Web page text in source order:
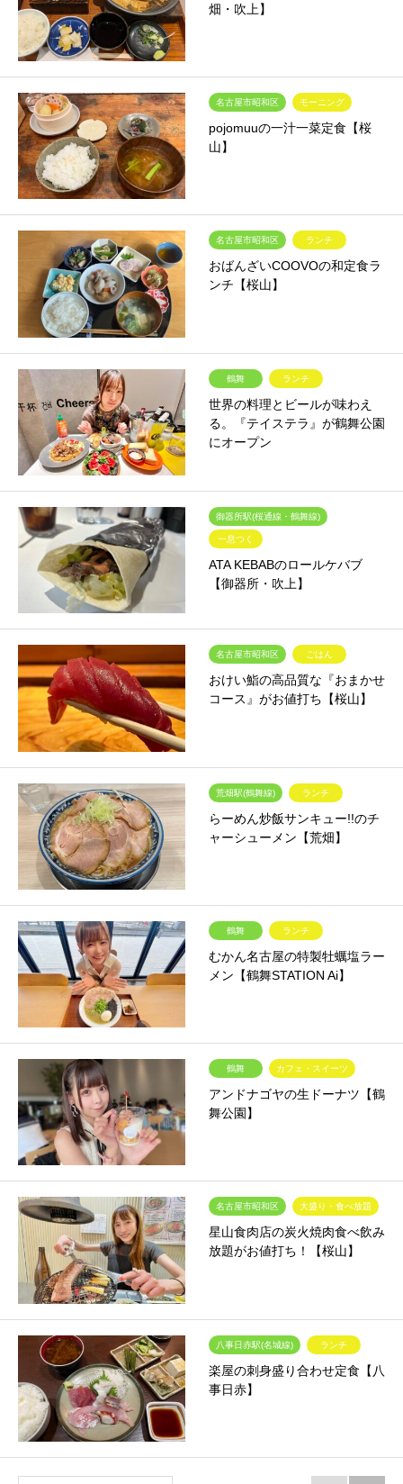
畑・吹上】
名古屋市昭和区 モーニング
pojomuuの一汁一菜定食【桜
山】
名古屋市昭和区 ランチ
おばんざいCOOVOの和定食ラ
ンチ【桜山】
鶴舞 ランチ
世界の料理とビールが味わえ
る。『テイステラ』が鶴舞公園
にオープン
御器所駅(桜通線・鶴舞線)
一息つく
ATA KEBABのロールケバブ
【御器所・吹上】
名古屋市昭和区 ごはん
おけい鮨の高品質な『おまかせ
コース』がお値打ち【桜山】
荒畑駅(鶴舞線) ランチ
らーめん炒飯サンキュー!!のチ
ャーシューメン【荒畑】
鶴舞 ランチ
むかん名古屋の特製牡蠣塩ラー
メン【鶴舞STATION Ai】
鶴舞 カフェ・スイーツ
アンドナゴヤの生ドーナツ【鶴
舞公園】
名古屋市昭和区 大盛り・食べ放題
星山食肉店の炭火焼肉食べ飲み
放題がお値打ち！【桜山】
八事日赤駅(名城線) ランチ
楽屋の刺身盛り合わせ定食【八
事日赤】